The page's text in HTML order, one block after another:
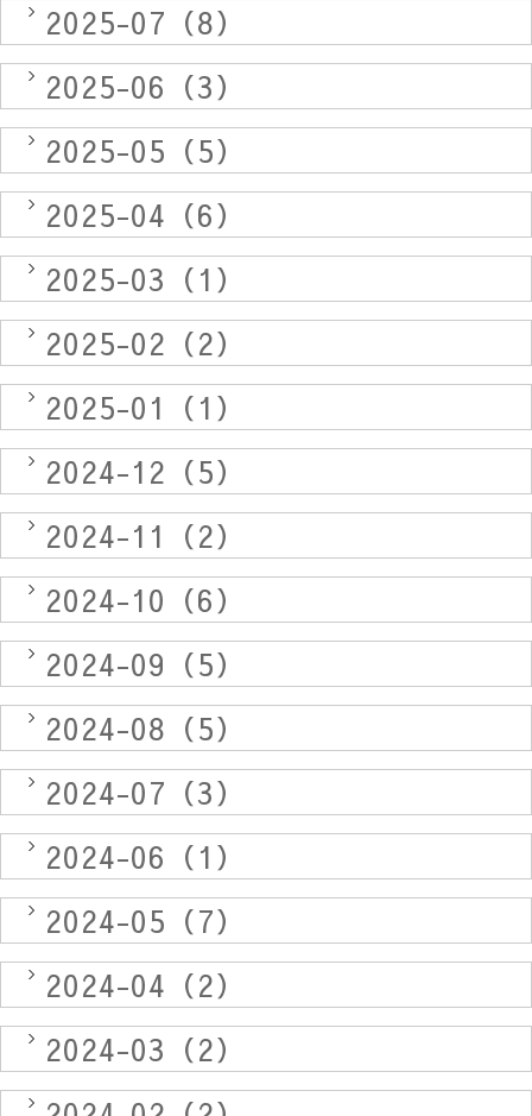
2025-07（8）
2025-06（3）
2025-05（5）
2025-04（6）
2025-03（1）
2025-02（2）
2025-01（1）
2024-12（5）
2024-11（2）
2024-10（6）
2024-09（5）
2024-08（5）
2024-07（3）
2024-06（1）
2024-05（7）
2024-04（2）
2024-03（2）